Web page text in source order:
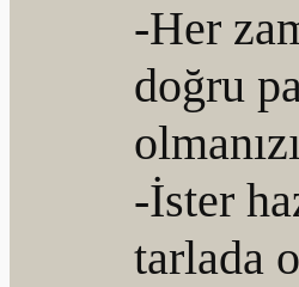
-Her
doğru
-İster
tarlada